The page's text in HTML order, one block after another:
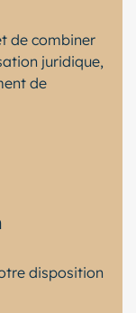
de combiner
juridique,
de
disposition